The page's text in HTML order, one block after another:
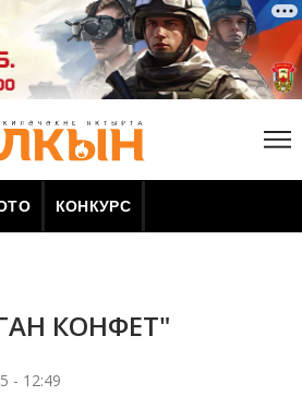
КОНКУРС
КОНФЕТ"
- 12:49